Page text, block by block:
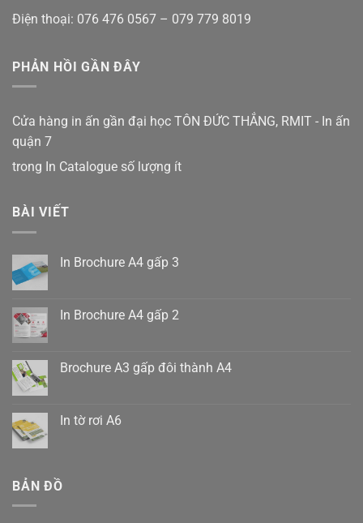
Điện thoại: 076 476 0567 – 079 779 8019
PHẢN HỒI GẦN ĐÂY
Cửa hàng in ấn gần đại học TÔN ĐỨC THẮNG, RMIT - In ấn
quận 7
trong In Catalogue số lượng ít
BÀI VIẾT
In Brochure A4 gấp 3
luận
ở
gấp
3
In Brochure A4 gấp 2
luận
ở
gấp
2
Brochure A3 gấp đôi thành A4
luận
ở
thành
A4
In tờ rơi A6
ở
In
BẢN ĐỒ